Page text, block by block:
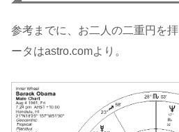
参考までに、お二人の二重円を
ータはastro.comより。